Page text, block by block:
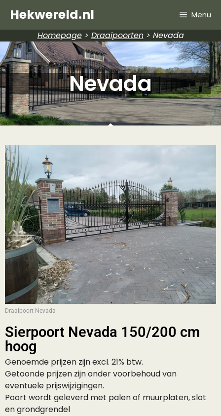
Hekwereld.nl Menu
Homepage> Draaipoorten> Nevada
Nevada
Draaipoort Nevada
Sierpoort Nevada 150/200 cm
hoog
Genoemde prijzen zijn excl. 21% btw.
Getoonde prijzen zijn onder voorbehoud van
eventuele prijswijzigingen.
Poort wordt geleverd met palen of muurplaten, slot
en grondgrendel